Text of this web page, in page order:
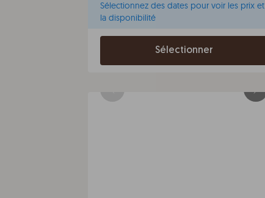
Sélectionnez des dates pour voir les prix et
la disponibilité
Sélectionner